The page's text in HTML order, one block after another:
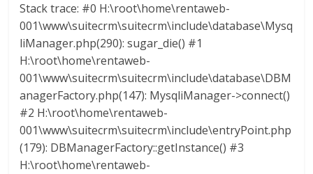
Stack trace: #0 H:\root\home\rentaweb-
001\www\suitecrm\suitecrm\include\database\Mysq
liManager.php(290): sugar_die() #1
H:\root\home\rentaweb-
001\www\suitecrm\suitecrm\include\database\DBM
anagerFactory.php(147): MysqliManager->connect()
#2 H:\root\home\rentaweb-
001\www\suitecrm\suitecrm\include\entryPoint.php
(179): DBManagerFactory::getInstance() #3
H:\root\home\rentaweb-